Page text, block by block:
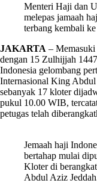
Menteri Haji dan
melepas jamaah
terbang kembali
JAKARTA – Memasuki
dengan 15 Zulhijjah
Indonesia gelombang
Internasional King Abdul
sebanyak 17 kloter
pukul 10.00 WIB,
petugas telah
Jemaah haji
bertahap mulai
Kloter di
Abdul Aziz